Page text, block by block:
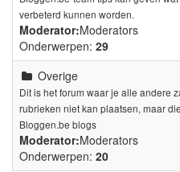
verbeterd kunnen worden.
Moderator:Moderators
Onderwerpen: 29
Overige
Dit is het forum waar je alle andere
rubrieken niet kan plaatsen, maar
Bloggen.be blogs
Moderator:Moderators
Onderwerpen: 20